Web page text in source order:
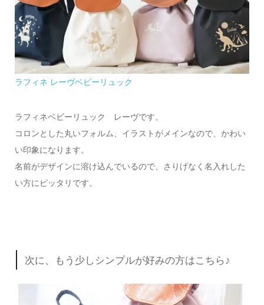
ラフィネ レーヴベビーリュック
ラフィネベビーリュック レーヴです。
コロンとした丸いフォルム、イラストがメインなので、かわい
い印象になります。
名前がデザインに溶け込んでいるので、さりげなく名入れした
い方にピッタリです。
次に、もう少しシンプルが好みの方はこちら♪